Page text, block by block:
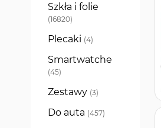
Szkła i folie
16820
produkty
Plecaki 4
produkty
Smartwatche
45
produkty
Zestawy 3
produkty
Do auta 457
produkty